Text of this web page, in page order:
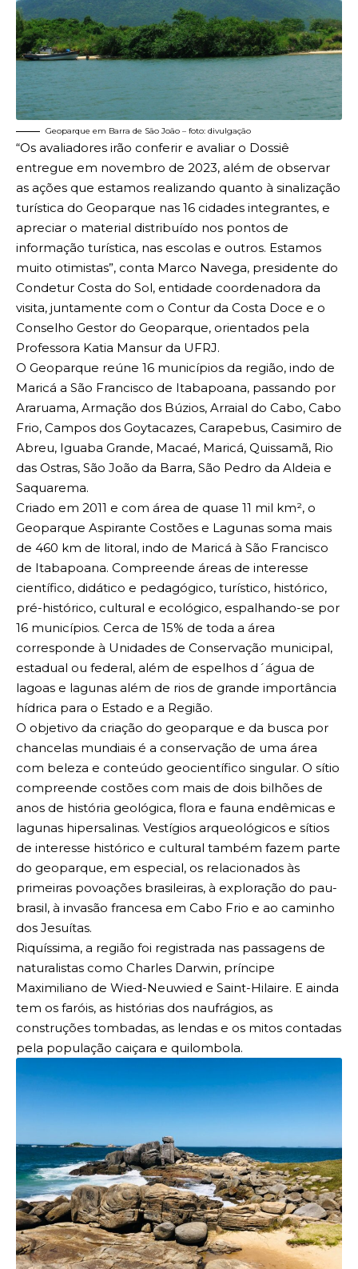
Geoparque em Barra de São João – foto: divulgação
“Os avaliadores irão conferir e avaliar o Dossiê
entregue em novembro de 2023, além de observar
as ações que estamos realizando quanto à sinalização
turística do Geoparque nas 16 cidades integrantes, e
apreciar o material distribuído nos pontos de
informação turística, nas escolas e outros. Estamos
muito otimistas”, conta Marco Navega, presidente do
Condetur Costa do Sol, entidade coordenadora da
visita, juntamente com o Contur da Costa Doce e o
Conselho Gestor do Geoparque, orientados pela
Professora Katia Mansur da UFRJ.
O Geoparque reúne 16 municípios da região, indo de
Maricá a São Francisco de Itabapoana, passando por
Araruama, Armação dos Búzios, Arraial do Cabo, Cabo
Frio, Campos dos Goytacazes, Carapebus, Casimiro de
Abreu, Iguaba Grande, Macaé, Maricá, Quissamã, Rio
das Ostras, São João da Barra, São Pedro da Aldeia e
Saquarema.
Criado em 2011 e com área de quase 11 mil km², o
Geoparque Aspirante Costões e Lagunas soma mais
de 460 km de litoral, indo de Maricá à São Francisco
de Itabapoana. Compreende áreas de interesse
científico, didático e pedagógico, turístico, histórico,
pré-histórico, cultural e ecológico, espalhando-se por
16 municípios. Cerca de 15% de toda a área
corresponde à Unidades de Conservação municipal,
estadual ou federal, além de espelhos d´água de
lagoas e lagunas além de rios de grande importância
hídrica para o Estado e a Região.
O objetivo da criação do geoparque e da busca por
chancelas mundiais é a conservação de uma área
com beleza e conteúdo geocientífico singular. O sítio
compreende costões com mais de dois bilhões de
anos de história geológica, flora e fauna endêmicas e
lagunas hipersalinas. Vestígios arqueológicos e sítios
de interesse histórico e cultural também fazem parte
do geoparque, em especial, os relacionados às
primeiras povoações brasileiras, à exploração do pau-
brasil, à invasão francesa em Cabo Frio e ao caminho
dos Jesuítas.
Riquíssima, a região foi registrada nas passagens de
naturalistas como Charles Darwin, príncipe
Maximiliano de Wied-Neuwied e Saint-Hilaire. E ainda
tem os faróis, as histórias dos naufrágios, as
construções tombadas, as lendas e os mitos contadas
pela população caiçara e quilombola.